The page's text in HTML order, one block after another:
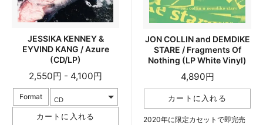
JESSIKA KENNEY &
EYVIND KANG / Azure
(CD/LP)
2,550円 - 4,100円
Format
JON COLLIN and DEMDIKE
STARE / Fragments Of
Nothing (LP White Vinyl)
4,890円
2020年に限定カセットで即完売